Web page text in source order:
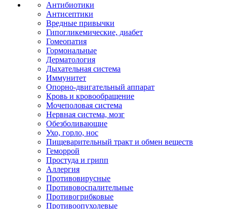
Антибиотики
Антисептики
Вредные привычки
Гипогликемические, диабет
Гомеопатия
Гормональные
Дерматология
Дыхательная система
Иммунитет
Опорно-двигательный аппарат
Кровь и кровообращение
Мочеполовая система
Нервная система, мозг
Обезболивающие
Ухо, горло, нос
Пищеварительный тракт и обмен веществ
Геморрой
Простуда и грипп
Аллергия
Противовирусные
Противовоспалительные
Противогрибковые
Противоопухолевые